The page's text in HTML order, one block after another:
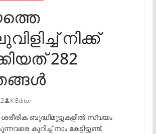
നിക്ക്
282
K Editor
ശരീരിക ബുദ്ധിമുട്ടുകളില്‍ സ്വയം
കുറിച്ച് നാം കേട്ടിട്ടുണ്ട്.